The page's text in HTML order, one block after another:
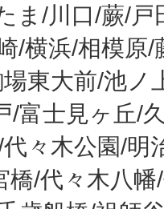
ま/川口/蕨/
/横浜/相模原
東大前/池ノ
/富士見ヶ丘/
々木公園/
橋/代々木八